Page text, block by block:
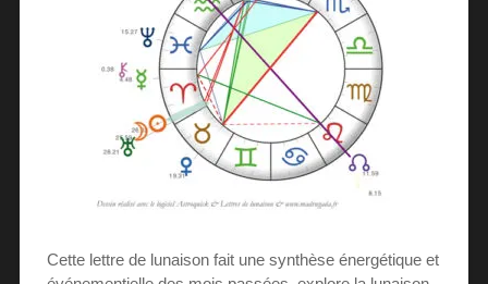
Cette lettre de lunaison fait une synthèse énergétique et